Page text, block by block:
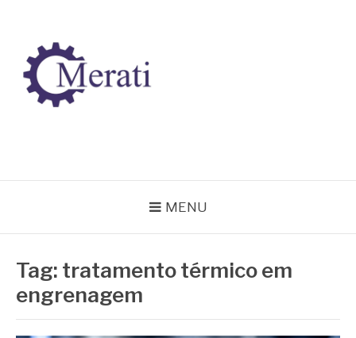
conteúdo
MENU
Tag: tratamento térmico em
engrenagem